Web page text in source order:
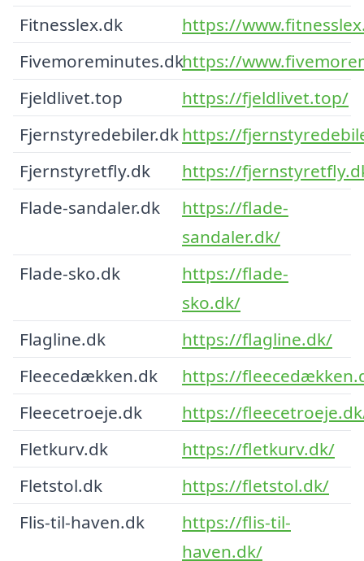
Fitnesslex.dk
https://
Fivemoreminutes.dkhttps://
Fjeldlivet.top
https://fjeldlivet.top/
Fjernstyredebiler.dkhttps://
Fjernstyretfly.dk
https://
Flade-sandaler.dk
https://flade-
sandaler.dk/
Flade-sko.dk
https://flade-
sko.dk/
Flagline.dk
https://flagline.dk/
Fleecedækken.dk
https://
Fleecetroeje.dk
https://
Fletkurv.dk
https://fletkurv.dk/
Fletstol.dk
https://fletstol.dk/
Flis-til-haven.dk
https://flis-til-
haven.dk/